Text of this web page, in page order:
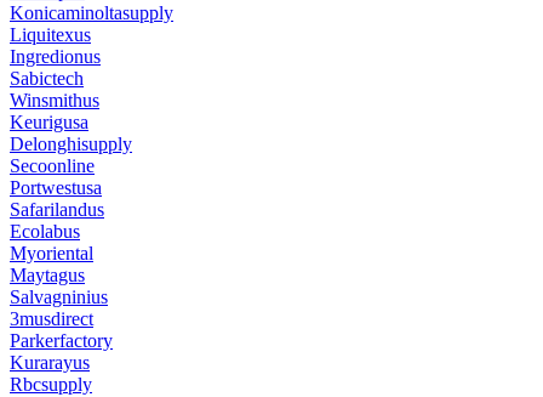
Konicaminoltasupply
Liquitexus
Ingredionus
Sabictech
Winsmithus
Keurigusa
Delonghisupply
Secoonline
Portwestusa
Safarilandus
Ecolabus
Myoriental
Maytagus
Salvagninius
3musdirect
Parkerfactory
Kurarayus
Rbcsupply